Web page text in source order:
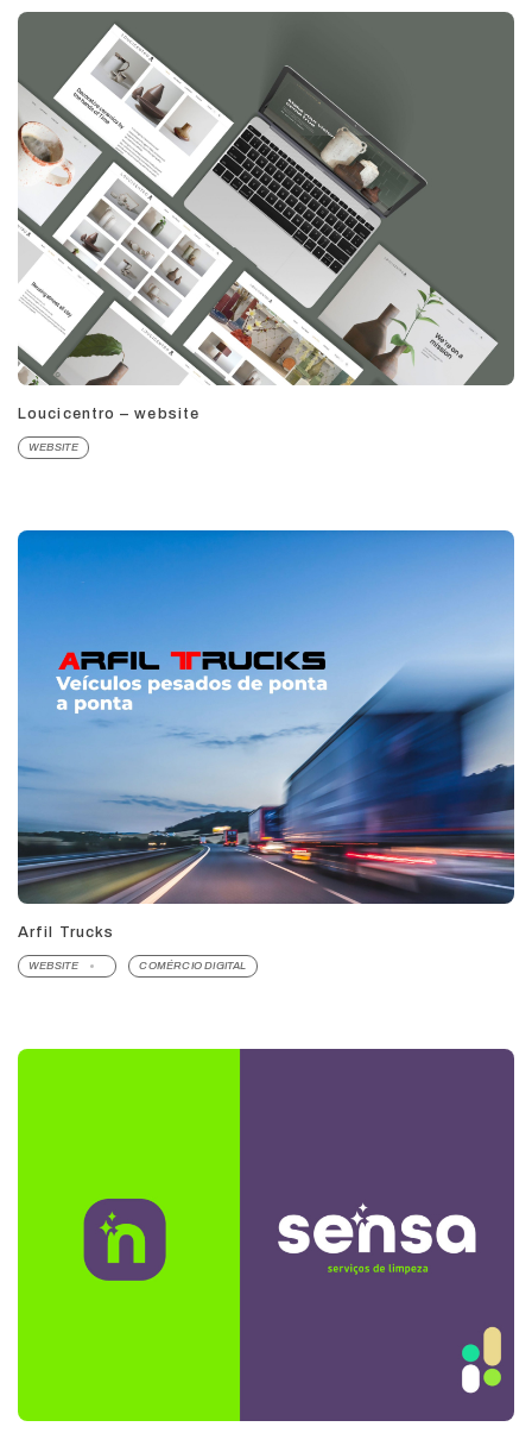
Loucicentro – website
WEBSITE
Arfil Trucks
WEBSITE COMÉRCIO DIGITAL